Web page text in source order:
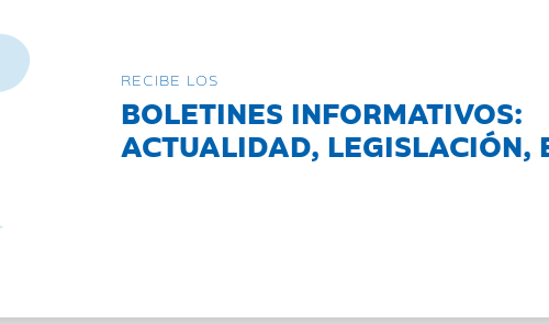
RECIBE LOS
BOLETINES INFORMATIVOS:
ACTUALIDAD, LEGISLACIÓN,